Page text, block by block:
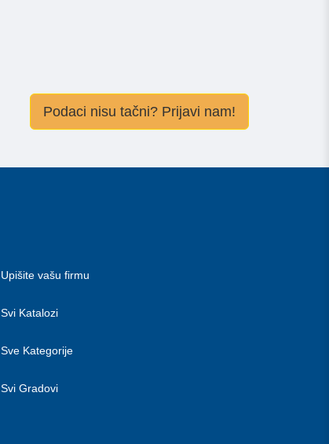
Podaci nisu tačni? Prijavi nam!
Upišite vašu firmu
Svi Katalozi
Sve Kategorije
Svi Gradovi